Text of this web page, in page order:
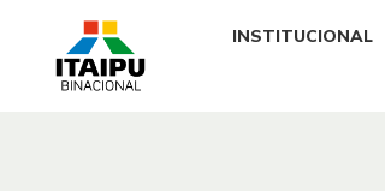
INSTITUCIONAL